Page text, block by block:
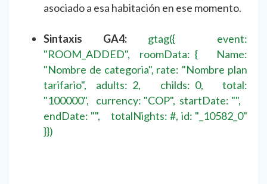
asociado a esa habitación en ese momento.
Sintaxis GA4:
gtag({ event:
"ROOM_ADDED", roomData: { Name:
"Nombre de categoria", rate: "Nombre plan
tarifario", adults: 2, childs: 0, total:
"100000", currency: "COP", startDate: "",
endDate: "", totalNights: #, id: "_10582_0"
}})